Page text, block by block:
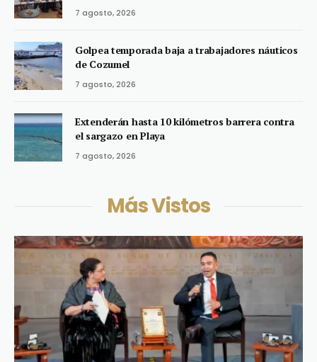
7 agosto, 2026
Golpea temporada baja a trabajadores náuticos
de Cozumel
7 agosto, 2026
Extenderán hasta 10 kilómetros barrera contra
el sargazo en Playa
7 agosto, 2026
Más Vistos